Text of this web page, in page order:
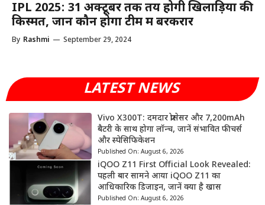
IPL 2025: 31 अक्टूबर तक तय होगी खिलाड़ियों की
किस्मत, जानें कौन होगा टीम में बरकरार
By Rashmi — September 29, 2024
LATEST NEWS
Vivo X300T: दमदार प्रोसेसर और 7,200mAh
बैटरी के साथ होगा लॉन्च, जानें संभावित फीचर्स
और स्पेसिफिकेशन
Published On: August 6, 2026
iQOO Z11 First Official Look Revealed:
पहली बार सामने आया iQOO Z11 का
आधिकारिक डिजाइन, जानें क्या है खास
Published On: August 6, 2026